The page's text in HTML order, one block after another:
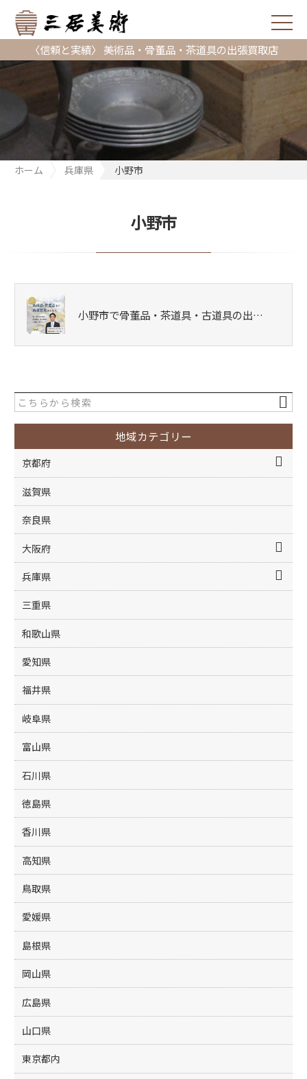
〈信頼と実績〉 美術品・骨董品・茶道具の出張買取店
ホーム 兵庫県 小野市
小野市
小野市で骨董品・茶道具・古道具の出…
地域カテゴリー
京都府
滋賀県
奈良県
大阪府
兵庫県
三重県
和歌山県
愛知県
福井県
岐阜県
富山県
石川県
徳島県
香川県
高知県
鳥取県
愛媛県
島根県
岡山県
広島県
山口県
東京都内